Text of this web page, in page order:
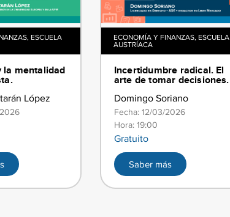
, ESCUELA
la mentalidad
López
ECONOMÍA Y FINANZAS, ESCUELA
AUSTRÍACA
​​Incertidumbre radical. El
arte de tomar decisiones.​
Domingo Soriano
Fecha: 12/03/2026
Hora: 19:00
Gratuito
Saber más